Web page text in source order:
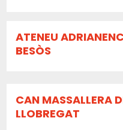
ATENEU
BESÒS
CAN MASSALLERA
LLOBREGAT